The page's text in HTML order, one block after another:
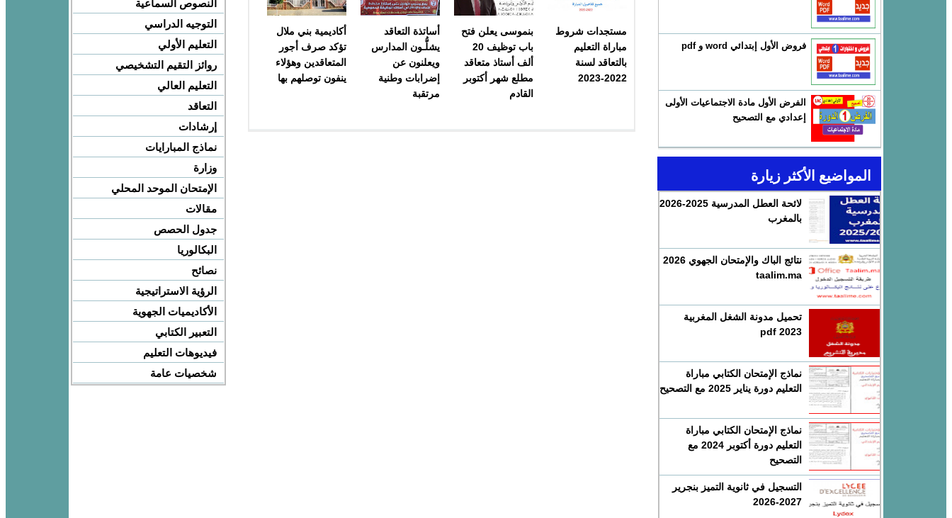
مستجدات شروط
مباراة التعليم
بالتعاقد لسنة
2022-2023
بنموسى يعلن فتح
باب توظيف 20
ألف أستاذ متعاقد
مطلع شهر أكتوبر
القادم
أساتذة التعاقد
يشلُّـون المدارس
ويعلنون عن
إضرابات وطنية
مرتقبة
أكاديمية بني ملال
تؤكد صرف أجور
المتعاقدين وهؤلاء
ينفون توصلهم بها
فروض الأول إبتدائي word و pdf
الفرض الأول مادة الاجتماعيات الأولى
إعدادي مع التصحيح
المواضيع الأكثر زيارة
لائحة العطل المدرسية 2025-2026
بالمغرب
نتائج الباك والإمتحان الجهوي 2026
taalim.ma
تحميل مدونة الشغل المغربية
2023 pdf
نماذج الإمتحان الكتابي مباراة
التعليم دورة يناير 2025 مع التصحيح
نماذج الإمتحان الكتابي مباراة
التعليم دورة أكتوبر 2024 مع
التصحيح
التسجيل في ثانوية التميز بنجرير
2027-2026
النصوص السماعية
التوجيه الدراسي
التعليم الأولي
روائز التقيم التشخيصي
التعليم العالي
التعاقد
إرشادات
نماذج المبارايات
وزارة
الإمتحان الموحد المحلي
مقالات
جدول الحصص
البكالوريا
نصائح
الرؤية الاستراتيجية
الأكاديميات الجهوية
التعبير الكتابي
فيديوهات التعليم
شخصيات عامة